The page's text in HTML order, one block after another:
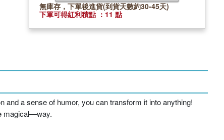
無庫存，下單後進貨(到貨天數約30-45天)
下單可得紅利積點 ：11 點
a sense of humor, you can transform it into anything!
magical—way.